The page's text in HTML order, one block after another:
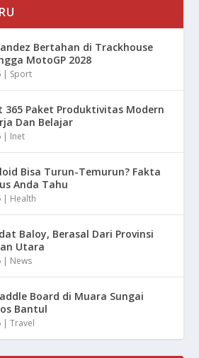
Bertahan di Trackhouse
MotoGP 2028
| Sport
365 Paket Produktivitas Modern
Dan Belajar
| Inet
Bisa Turun-Temurun? Fakta
Anda Tahu
| Health
Baloy, Berasal Dari Provinsi
Utara
| News
Board di Muara Sungai
Bantul
|Travel